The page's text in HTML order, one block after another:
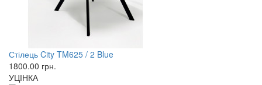
Стілець City TM625 / 2 Blue
1800.00 грн.
УЦІНКА